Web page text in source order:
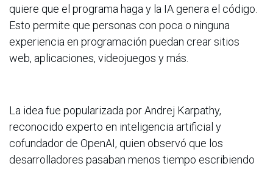
quiere que el programa haga y la IA genera el código.
Esto permite que personas con poca o ninguna
experiencia en programación puedan crear sitios
web, aplicaciones, videojuegos y más.
La idea fue popularizada por Andrej Karpathy,
reconocido experto en inteligencia artificial y
cofundador de OpenAI, quien observó que los
desarrolladores pasaban menos tiempo escribiendo